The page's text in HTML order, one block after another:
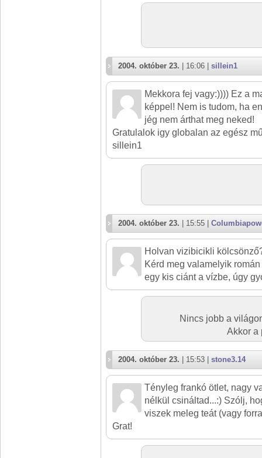
2004. október 23. | 16:06 | sillein1
Mekkora fej vagy:)))) Ez a
képpel! Nem is tudom, ha
jég nem árthat meg neked!
Gratulalok igy globalan az egész
sillein1
2004. október 23. | 15:55 |
Holvan vizibicikli
Kérd meg valamelyik
egy kis ciánt a vízbe, úgy
Nincs jobb a
Akkor a
2004. október 23. | 15:53 | stone3.14
Tényleg frankó ötlet, nagy
nélkül csináltad...:) Szólj,
viszek meleg teát (vagy
Grat!